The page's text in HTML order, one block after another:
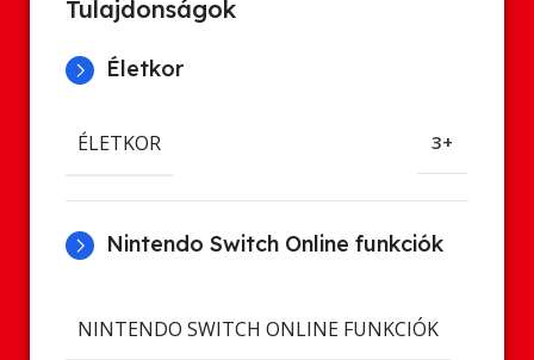
Tulajdonságok
Életkor
ÉLETKOR 3+
Nintendo Switch Online funkciók
NINTENDO SWITCH ONLINE FUNKCIÓK